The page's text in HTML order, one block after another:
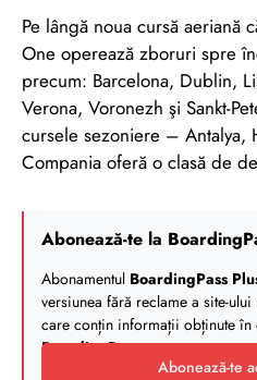
Pe lângă noua cursă aeriană
One operează zboruri spre
precum: Barcelona, Dublin,
Verona, Voronezh şi Sankt-
cursele sezoniere – Antalya,
Compania oferă o clasă de
Abonează-te la
Abonamentul BoardingPass
versiunea fără reclame a site-
care conțin informații obținute în
BoardingPass.
Abonează-te